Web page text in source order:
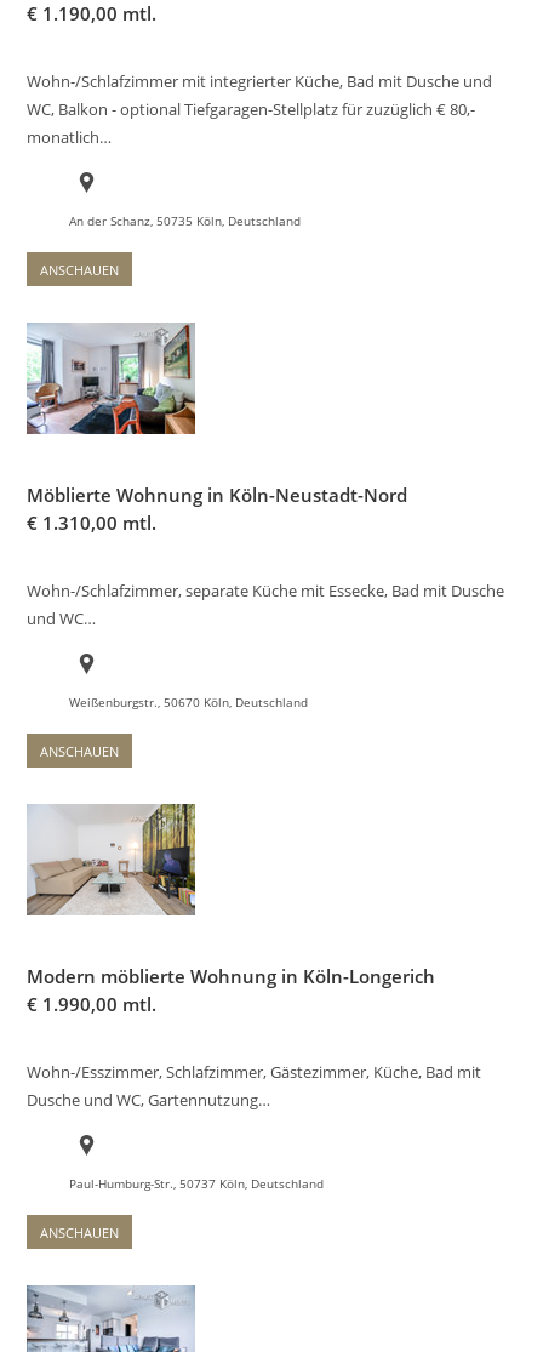
€ 1.190,00 mtl.
Wohn-/Schlafzimmer mit integrierter Küche, Bad mit Dusche und
WC, Balkon - optional Tiefgaragen-Stellplatz für zuzüglich € 80,-
monatlich…
An der Schanz, 50735 Köln, Deutschland
ANSCHAUEN
Möblierte Wohnung in Köln-Neustadt-Nord
€ 1.310,00 mtl.
Wohn-/Schlafzimmer, separate Küche mit Essecke, Bad mit Dusche
und WC…
Weißenburgstr., 50670 Köln, Deutschland
ANSCHAUEN
Modern möblierte Wohnung in Köln-Longerich
€ 1.990,00 mtl.
Wohn-/Esszimmer, Schlafzimmer, Gästezimmer, Küche, Bad mit
Dusche und WC, Gartennutzung…
Paul-Humburg-Str., 50737 Köln, Deutschland
ANSCHAUEN